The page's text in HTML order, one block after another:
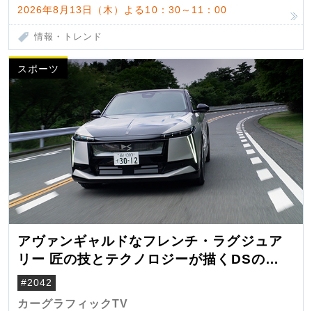
2026年8月13日（木）よる10：30～11：00
情報・トレンド
スポーツ
アヴァンギャルドなフレンチ・ラグジュア
リー 匠の技とテクノロジーが描くDSの世
界観
#2042
カーグラフィックTV